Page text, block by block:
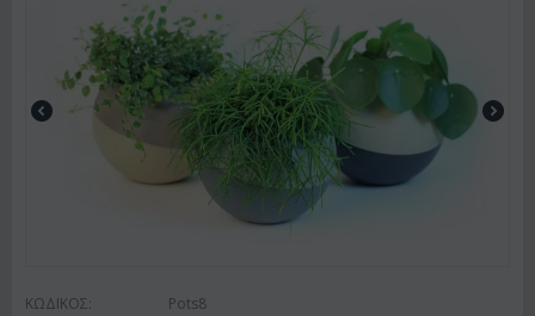
ΚΩΔΙΚΟΣ: Pots8